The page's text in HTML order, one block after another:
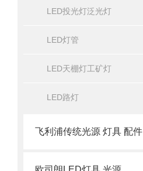
LED投光灯泛光灯
LED灯管
LED天棚灯工矿灯
LED路灯
飞利浦传统光源 灯具 配件